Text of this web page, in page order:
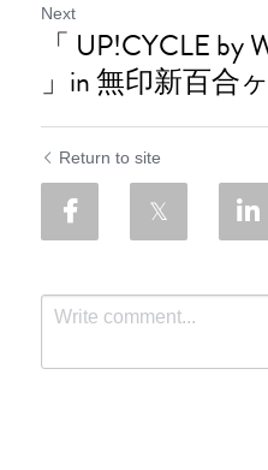
Next
「 UP!CYCLE by
」in 無印新百合
Return to site